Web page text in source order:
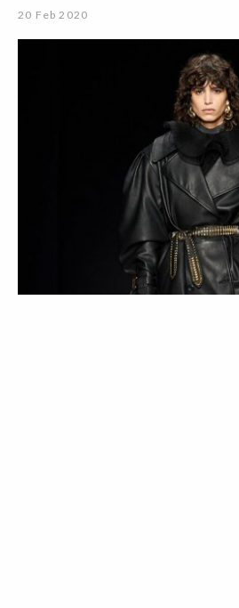
20 Feb 2020